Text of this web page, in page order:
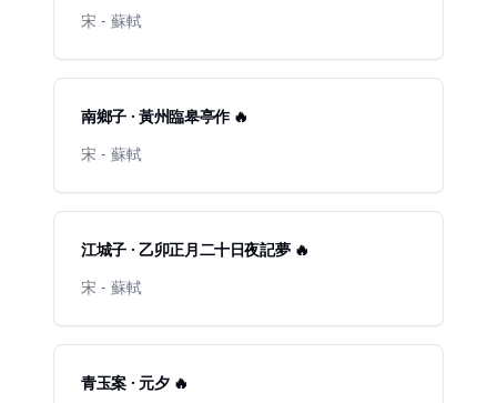
宋 - 蘇軾
南鄉子 · 黃州臨皋亭作 🔥
宋 - 蘇軾
江城子 · 乙卯正月二十日夜記夢 🔥
宋 - 蘇軾
青玉案 · 元夕 🔥